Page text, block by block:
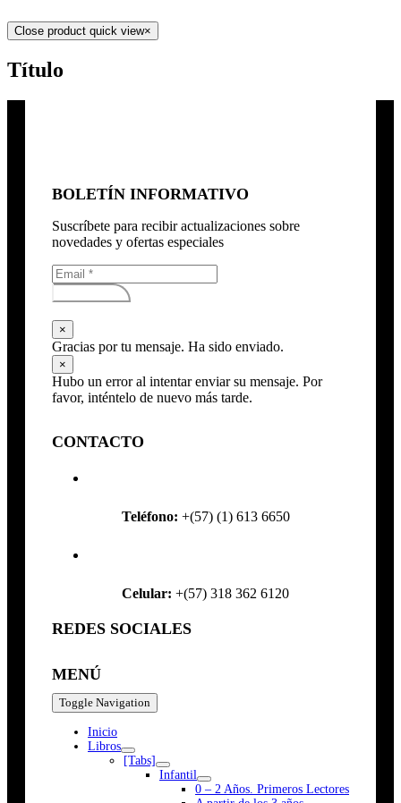
Close product quick view×
Título
BOLETÍN INFORMATIVO
Suscríbete para recibir actualizaciones sobre
novedades y ofertas especiales
Subscribirse
×
Gracias por tu mensaje. Ha sido enviado.
×
Hubo un error al intentar enviar su mensaje. Por
favor, inténtelo de nuevo más tarde.
CONTACTO
Teléfono: +(57) (1) 613 6650
Celular: +(57) 318 362 6120
REDES SOCIALES
MENÚ
Toggle Navigation
Inicio
Libros
[Tabs]
Infantil
0 – 2 Años. Primeros Lectores